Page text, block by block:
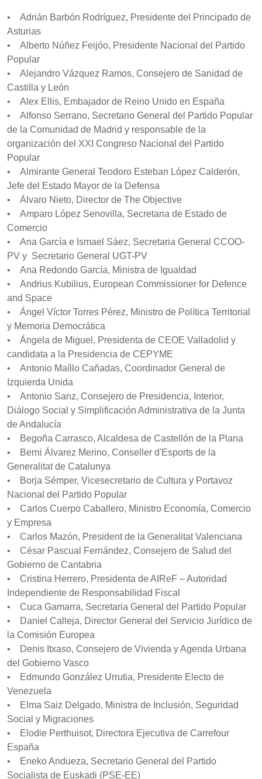
• Adrián Barbón Rodríguez, Presidente del Principado de
Asturias
• Alberto Núñez Feijóo, Presidente Nacional del Partido
Popular
• Alejandro Vázquez Ramos, Consejero de Sanidad de
Castilla y León
• Alex Ellis, Embajador de Reino Unido en España
• Alfonso Serrano, Secretario General del Partido Popular
de la Comunidad de Madrid y responsable de la
organización del XXI Congreso Nacional del Partido
Popular
• Almirante General Teodoro Esteban López Calderón,
Jefe del Estado Mayor de la Defensa
• Álvaro Nieto, Director de The Objective
• Amparo López Senovilla, Secretaria de Estado de
Comercio
• Ana García e Ismael Sáez, Secretaria General CCOO-
PV y Secretario General UGT-PV
• Ana Redondo García, Ministra de Igualdad
• Andrius Kubilius, European Commissioner for Defence
and Space
• Ángel Víctor Torres Pérez, Ministro de Política Territorial
y Memoria Democrática
• Ángela de Miguel, Presidenta de CEOE Valladolid y
candidata a la Presidencia de CEPYME
• Antonio Maíllo Cañadas, Coordinador General de
Izquierda Unida
• Antonio Sanz, Consejero de Presidencia, Interior,
Diálogo Social y Simplificación Administrativa de la Junta
de Andalucía
• Begoña Carrasco, Alcaldesa de Castellón de la Plana
• Berni Álvarez Merino, Conseller d'Esports de la
Generalitat de Catalunya
• Borja Sémper, Vicesecretario de Cultura y Portavoz
Nacional del Partido Popular
• Carlos Cuerpo Caballero, Ministro Economía, Comercio
y Empresa
• Carlos Mazón, President de la Generalitat Valenciana
• César Pascual Fernández, Consejero de Salud del
Gobierno de Cantabria
• Cristina Herrero, Presidenta de AIReF – Autoridad
Independiente de Responsabilidad Fiscal
• Cuca Gamarra, Secretaria General del Partido Popular
• Daniel Calleja, Director General del Servicio Jurídico de
la Comisión Europea
• Denis Itxaso, Consejero de Vivienda y Agenda Urbana
del Gobierno Vasco
• Edmundo González Urrutia, Presidente Electo de
Venezuela
• Elma Saiz Delgado, Ministra de Inclusión, Seguridad
Social y Migraciones
• Elodie Perthuisot, Directora Ejecutiva de Carrefour
España
• Eneko Andueza, Secretario General del Partido
Socialista de Euskadi (PSE-EE)